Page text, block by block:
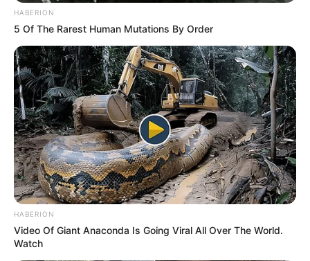
HABERION
5 Of The Rarest Human Mutations By Order
HABERION
Video Of Giant Anaconda Is Going Viral All Over The World.
Watch